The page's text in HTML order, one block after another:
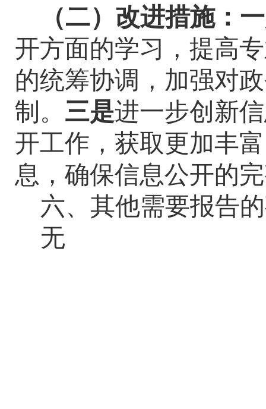
（二）改进措施：
开方面的学习，提高
的统筹协调，加强对
制。 三是进一步创新
开工作，获取更加丰
息，确保信息公开的
六、其他需要报告
无